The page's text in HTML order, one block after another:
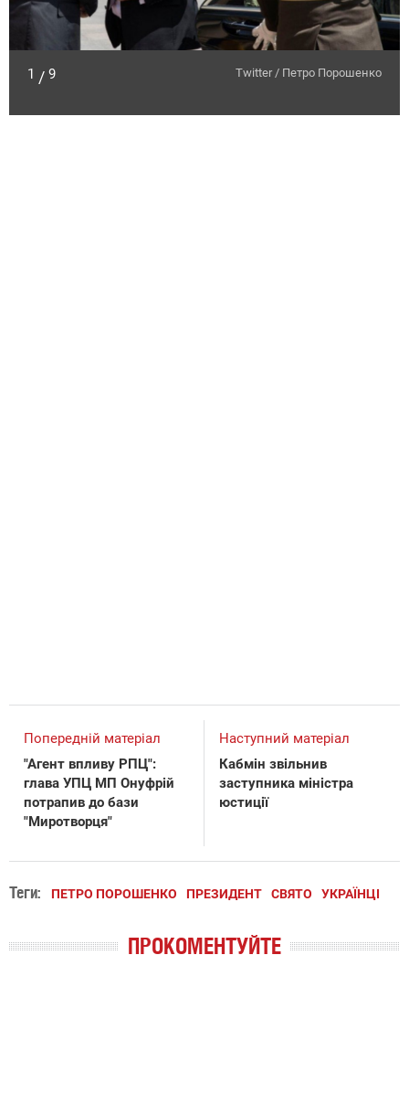
1 / 9 Twitter / Петро Порошенко
Попередній матеріал
"Агент впливу РПЦ":
глава УПЦ МП Онуфрій
потрапив до бази
"Миротворця"
Наступний матеріал
Кабмін звільнив
заступника міністра
юстиції
Теги: ПЕТРО ПОРОШЕНКО ПРЕЗИДЕНТ СВЯТО УКРАЇНЦІ
ПРОКОМЕНТУЙТЕ